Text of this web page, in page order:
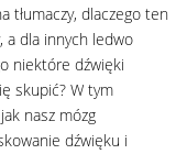
tłumaczy, dlaczego ten
a dla innych ledwo
niektóre dźwięki
skupić? W tym
nasz mózg
dźwięku i